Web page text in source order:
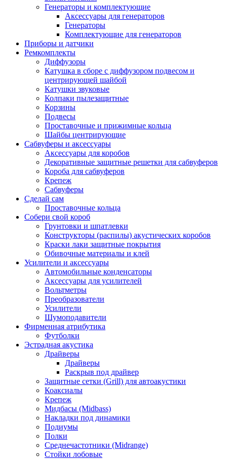
Генераторы и комплектующие
Аксессуары для генераторов
Генераторы
Комплектующие для генераторов
Приборы и датчики
Ремкомплекты
Диффузоры
Катушка в сборе с диффузором подвесом и
центрирующей шайбой
Катушки звуковые
Колпаки пылезащитные
Корзины
Подвесы
Проставочные и прижимные кольца
Шайбы центрирующие
Сабвуферы и аксессуары
Аксессуары для коробов
Декоративные защитные решетки для сабвуферов
Короба для сабвуферов
Крепеж
Сабвуферы
Сделай сам
Проставочные кольца
Собери свой короб
Грунтовки и шпатлевки
Конструкторы (распилы) акустических коробов
Краски лаки защитные покрытия
Обивочные материалы и клей
Усилители и аксессуары
Автомобильные конденсаторы
Аксессуары для усилителей
Вольтметры
Преобразователи
Усилители
Шумоподавители
Фирменная атрибутика
Футболки
Эстрадная акустика
Драйверы
Драйверы
Раскрыв под драйвер
Защитные сетки (Grill) для автоакустики
Коаксиалы
Крепеж
Мидбасы (Midbass)
Накладки под динамики
Подиумы
Полки
Среднечастотники (Midrange)
Стойки лобовые